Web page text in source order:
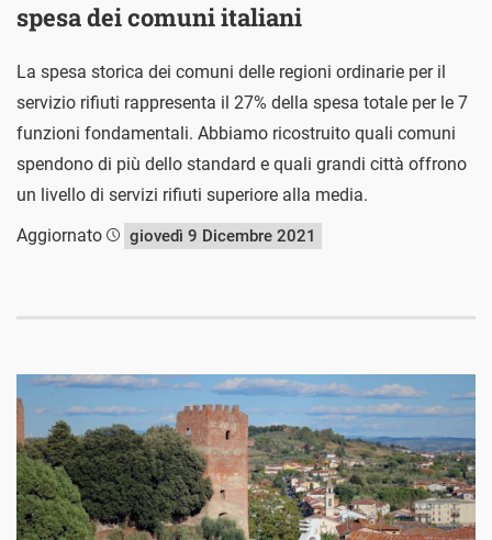
spesa dei comuni italiani
La spesa storica dei comuni delle regioni ordinarie per il
servizio rifiuti rappresenta il 27% della spesa totale per le 7
funzioni fondamentali. Abbiamo ricostruito quali comuni
spendono di più dello standard e quali grandi città offrono
un livello di servizi rifiuti superiore alla media.
Aggiornato
giovedì 9 Dicembre 2021